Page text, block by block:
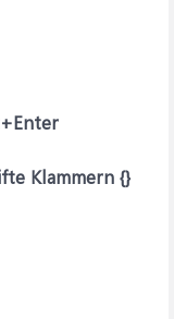
Klammern {}